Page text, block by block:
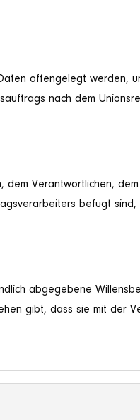
offengelegt werden,
nach dem
dem Verantwortlichen, dem
befugt sind,
abgegebene
gibt, dass sie mit der